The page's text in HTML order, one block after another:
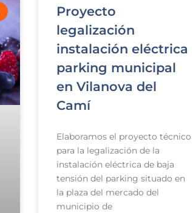
Proyecto
legalización
instalación eléctrica
parking municipal
en Vilanova del
Camí
Elaboramos el proyecto técnico
para la legalización de la
instalación eléctrica de baja
tensión del parking situado en
la plaza del mercado del
municipio de